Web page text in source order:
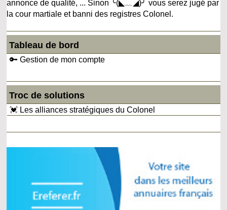
annonce de qualité, ... Sinon ╰(◣﹏◢)╯ vous serez jugé par
la cour martiale et banni des registres Colonel.
Tableau de bord
🔑 Gestion de mon compte
Troc de solutions
💓 Les alliances stratégiques du Colonel